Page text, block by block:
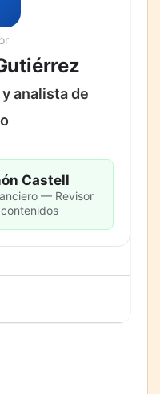
analista de
Castell
— Revisor